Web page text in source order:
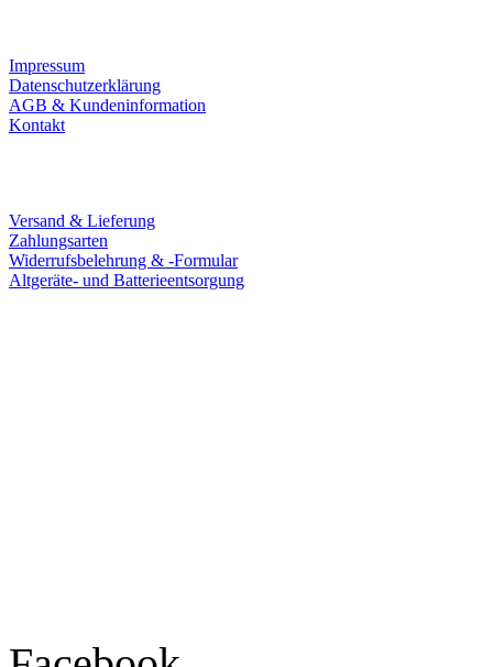
Impressum
Datenschutzerklärung
AGB & Kundeninformation
Kontakt
Versand & Lieferung
Zahlungsarten
Widerrufsbelehrung & -Formular
Altgeräte- und Batterieentsorgung